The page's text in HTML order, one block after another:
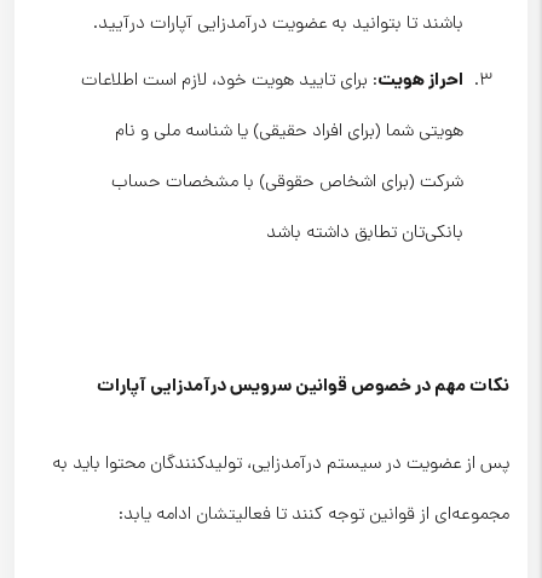
باشند تا بتوانید به عضویت درآمدزایی آپارات درآیید.
احراز هویت: برای تایید هویت خود، لازم است اطلاعات
هویتی شما (برای افراد حقیقی) یا شناسه ملی و نام
شرکت (برای اشخاص حقوقی) با مشخصات حساب
بانکی‌تان تطابق داشته باشد
نکات مهم در خصوص قوانین سرویس درآمدزایی آپارات
پس از عضویت در سیستم درآمدزایی، تولیدکنندگان محتوا باید به
مجموعه‌ای از قوانین توجه کنند تا فعالیتشان ادامه یابد: